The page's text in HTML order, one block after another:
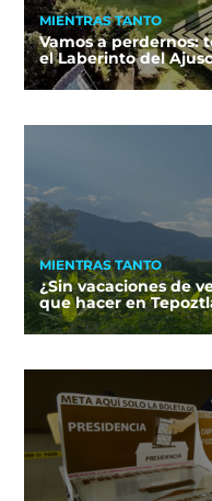
MIENTRAS TANTO
Vamos a perdernos:
el Laberinto del
MIENTRAS TANTO
¿Sin vacaciones de
que hacer en